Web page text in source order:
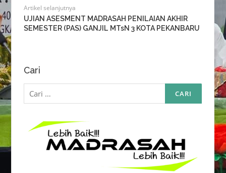
Artikel selanjutnya
UJIAN ASESMENT MADRASAH PENILAIAN AKHIR
SEMESTER (PAS) GANJIL MTsN 3 KOTA PEKANBARU
Cari
Cari
untuk: